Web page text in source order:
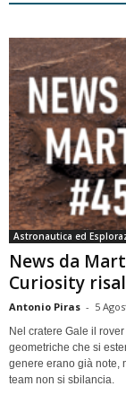
Astronautica ed
News da
Curiosity
Antonio Piras - 5
Nel cratere Gale il
geometriche che si
genere erano già note,
team non si sbilancia.